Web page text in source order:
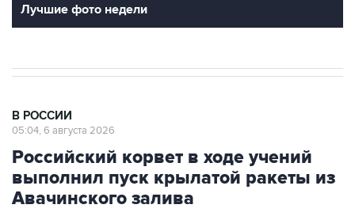
Лучшие фото недели
В РОССИИ
05:04, 6 августа 2026
Российский корвет в ходе учений
выполнил пуск крылатой ракеты из
Авачинского залива